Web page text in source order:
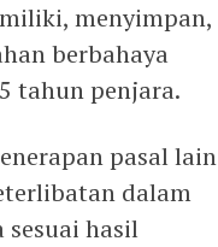
menyimpan,
berbahaya
tahun penjara.
pasal lain
dalam
hasil